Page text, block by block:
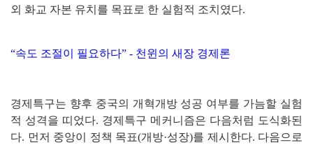
외 화교 자본 유치를 목표로 한 실험적 조치였다.
“속도 조절이 필요하다” - 천윈의 새장 경제론
경제특구는 향후 중국의 개혁개방 성공 여부를 가늠할 실험
적 성격을 띠었다. 경제특구 메커니즘은 다음처럼 도식화된
다. 먼저 중앙이 정책 목표(개방·성장)를 제시한다. 다음으로